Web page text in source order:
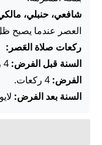
شافعي، حنبلي،
العصر عندما يصبح
ركعات صلاة العَصر:
السنة قبل الفرض:
الفرض:
السنة بعد الفرض: